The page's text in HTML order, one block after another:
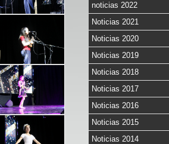
noticias 2022
Noticias 2021
Noticias 2020
Noticias 2019
Noticias 2018
Noticias 2017
Noticias 2016
Noticias 2015
Noticias 2014